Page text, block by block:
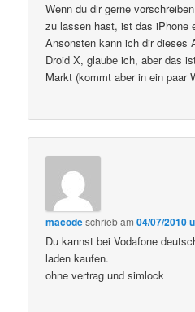
Wenn du dir gerne
zu lassen hast, ist das iPhone
Ansonsten kann ich dir dieses
Droid X, glaube ich, aber das
Markt (kommt aber in ein paar
macodeschriebam04/07/2010
Du kannst bei Vodafone
laden kaufen.
ohne vertrag und simlock